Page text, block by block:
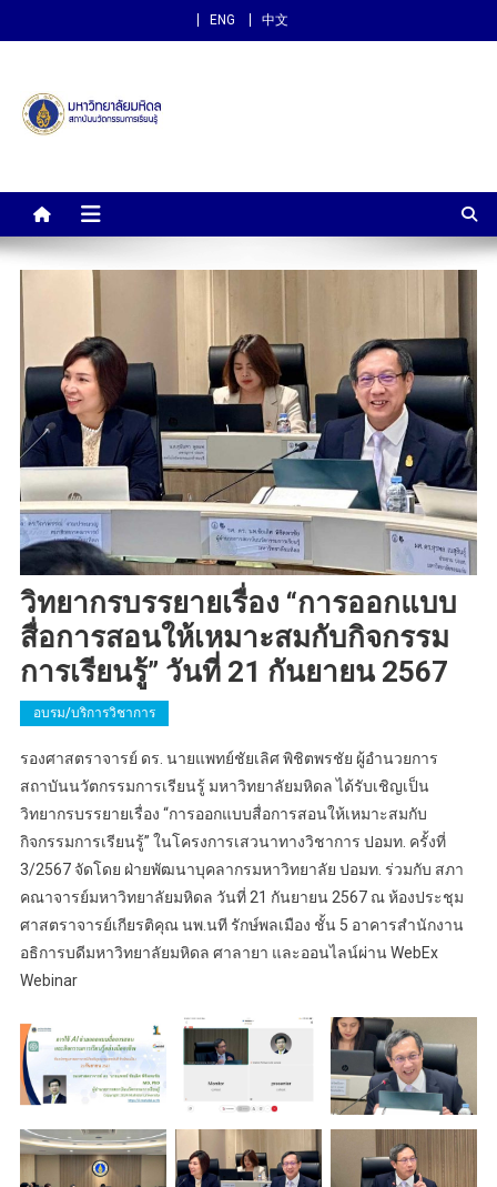
ENG 中文
สถาบันนวัตกรรมการเรียนรู้
วิทยากรบรรยายเรื่อง “การออกแบบ
สื่อการสอนให้เหมาะสมกับกิจกรรม
การเรียนรู้” วันที่ 21 กันยายน 2567
อบรม/บริการวิชาการ
รองศาสตราจารย์ ดร. นายแพทย์ชัยเลิศ พิชิตพรชัย ผู้อำนวยการ
สถาบันนวัตกรรมการเรียนรู้ มหาวิทยาลัยมหิดล ได้รับเชิญเป็น
วิทยากรบรรยายเรื่อง “การออกแบบสื่อการสอนให้เหมาะสมกับ
กิจกรรมการเรียนรู้” ในโครงการเสวนาทางวิชาการ ปอมท. ครั้งที่
3/2567 จัดโดย ฝ่ายพัฒนาบุคลากรมหาวิทยาลัย ปอมท. ร่วมกับ สภา
คณาจารย์มหาวิทยาลัยมหิดล วันที่ 21 กันยายน 2567 ณ ห้องประชุม
ศาสตราจารย์เกียรติคุณ นพ.นที รักษ์พลเมือง ชั้น 5 อาคารสำนักงาน
อธิการบดีมหาวิทยาลัยมหิดล ศาลายา และออนไลน์ผ่าน WebEx
Webinar